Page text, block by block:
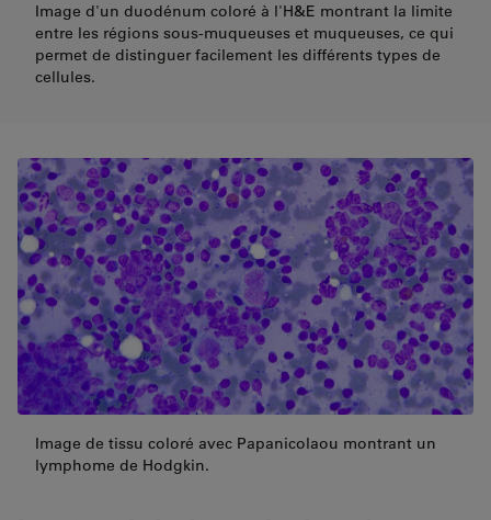
Image d'un duodénum coloré à l'H&E montrant la limite
entre les régions sous-muqueuses et muqueuses, ce qui
permet de distinguer facilement les différents types de
cellules.
Image de tissu coloré avec Papanicolaou montrant un
lymphome de Hodgkin.